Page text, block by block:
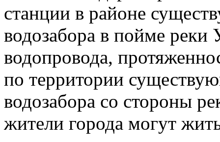
станции в районе
водозабора в пойме реки
водопровода,
по территории
водозабора со стороны
жители города могут